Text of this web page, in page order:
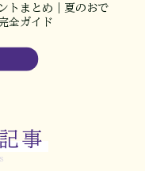
トまとめ｜夏のおで
全ガイド
事